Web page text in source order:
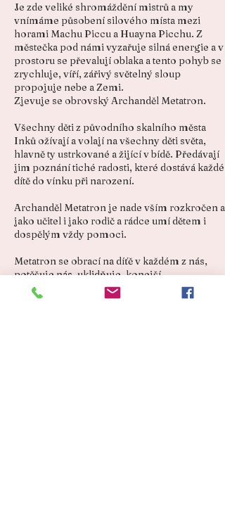
Je zde veliké shromáždění mistrů a my
vnímáme působení silového místa mezi
horami Machu Piccu a Huayna Picchu. Z
městečka pod námi vyzařuje silná energie a v
prostoru se převalují oblaka a tento pohyb se
zrychluje, víří, zářivý světelný sloup
propojuje nebe a Zemi.
Zjevuje se obrovský Archanděl Metatron.
Všechny děti z původního skalního města
Inků ožívají a volají na všechny děti světa,
hlavně ty ustrkované a žijící v bídě. Předávají
jim poznání tiché radosti, které dostává každé
dítě do vínku při narození.
Archanděl Metatron je nade vším rozkročen a
jako učitel i jako rodič a rádce umí dětem i
dospělým vždy pomoci.
Metatron se obrací na díťě v každém z nás,
potěšuje nás, uklidňuje, konejší.
Otevírá se portál plný radosti a dětské